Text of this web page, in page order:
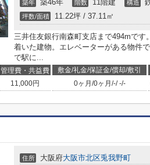
築年 築46年 階数 11階建 構造
坪数/面積 11.22坪 / 37.11㎡
三井住友銀行南森町支店まで494mで
着いた建物。エレベーターがある物件
で駅に...
管理費・共益費 敷金/礼金/保証金/償却/敷引
11,000円 0ヶ月 /0ヶ月 /-/-/-
住所 大阪府大阪市北区兎我野町